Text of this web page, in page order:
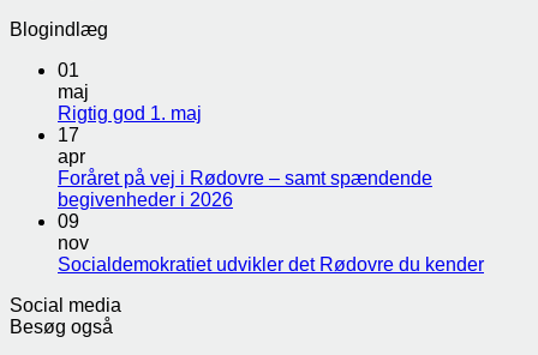
Blogindlæg
01
maj
Rigtig god 1. maj
17
apr
Foråret på vej i Rødovre – samt spændende
begivenheder i 2026
09
nov
Socialdemokratiet udvikler det Rødovre du kender
Social media
Besøg også